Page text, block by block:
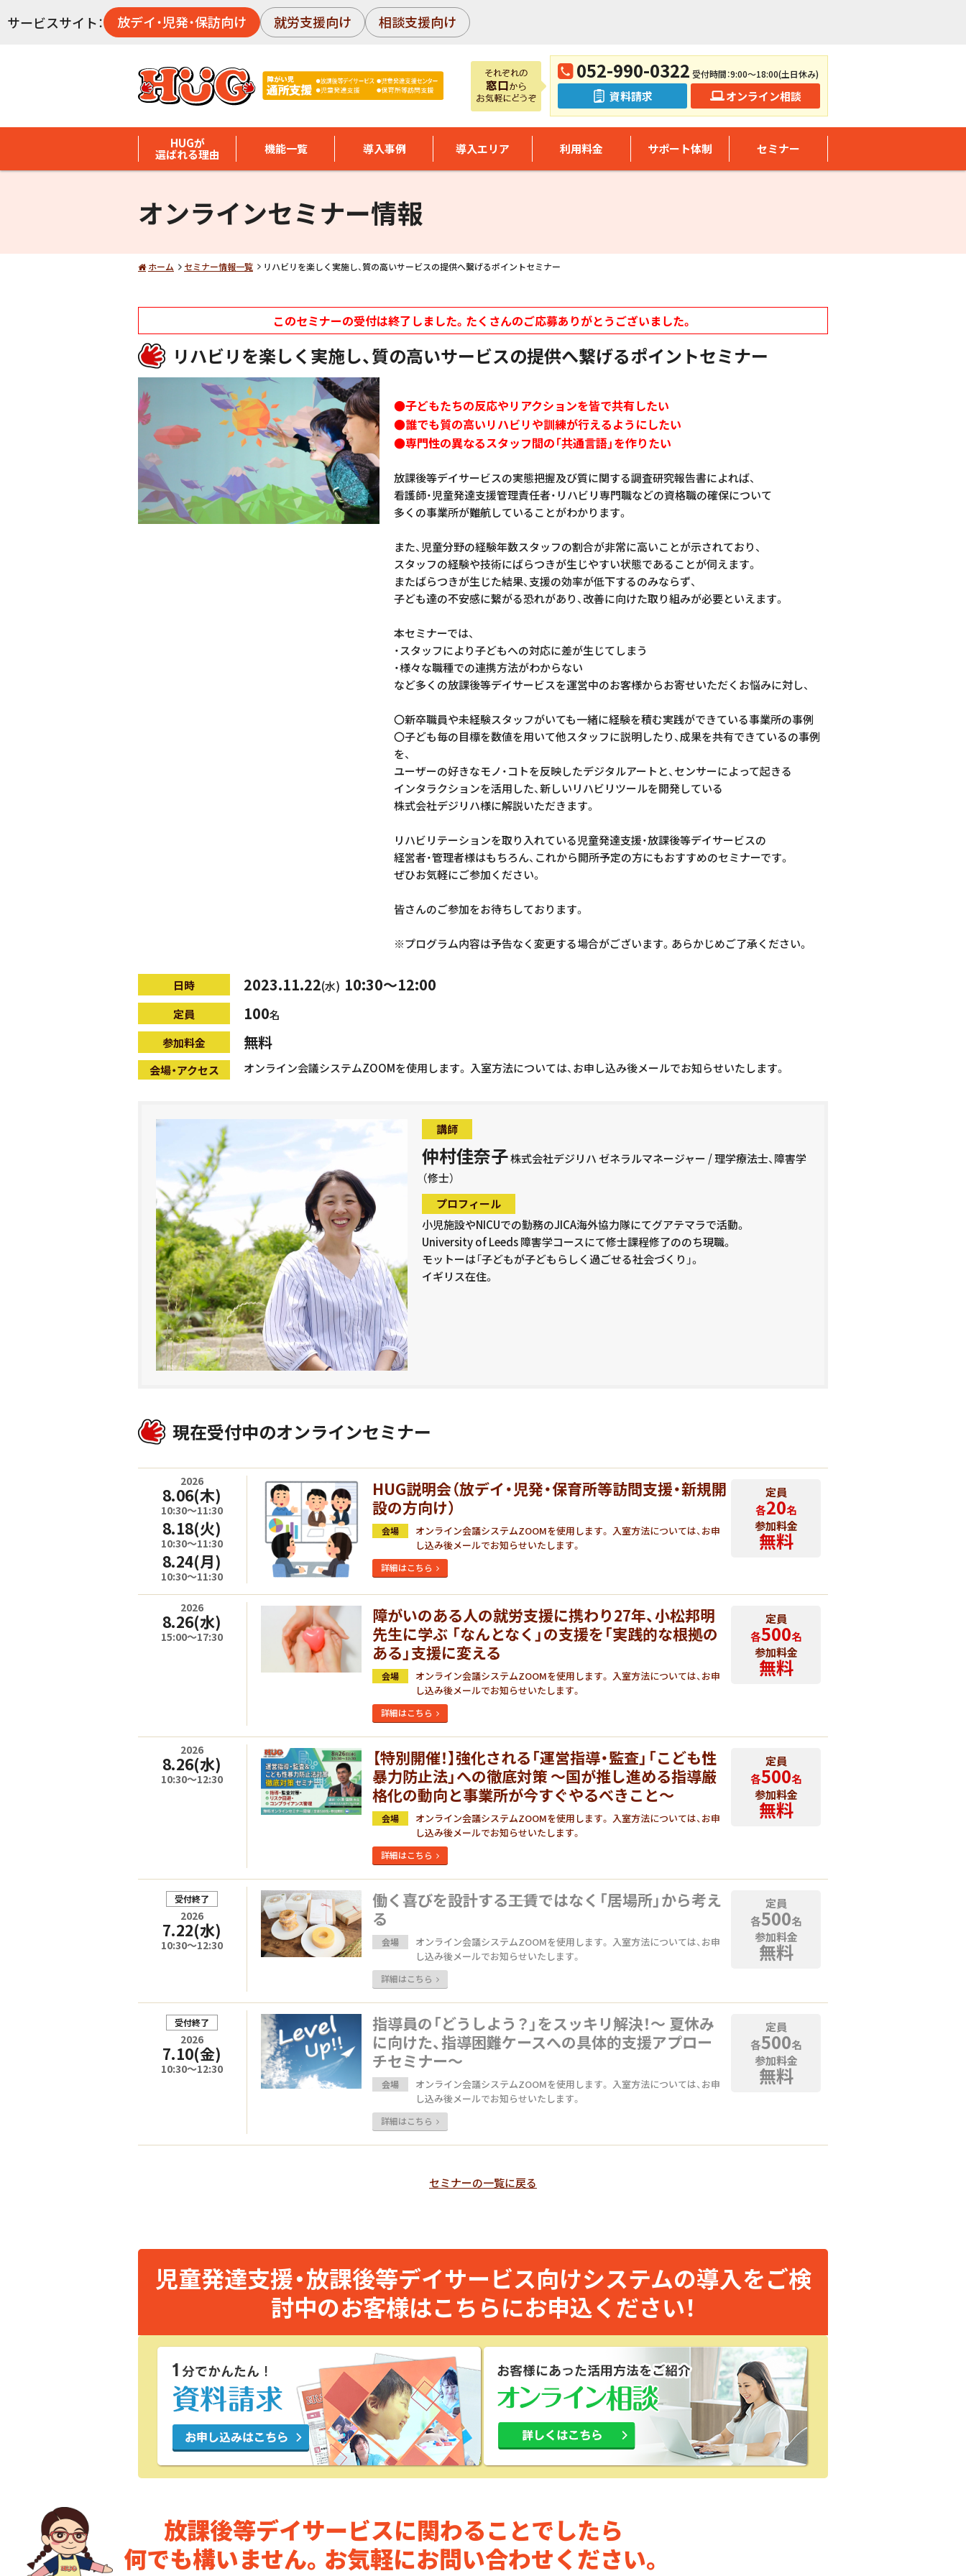
サービスサイト： 放デイ・児発・保訪向け 就労支援向け 相談支援向け
052-990-0322 受付時間：9:00～18:00(土日休み)
資料請求 オンライン相談
HUGが
選ばれる理由 機能一覧 導入事例 導入エリア 利用料金 サポート体制 セミナー
オンラインセミナー情報
ホーム セミナー情報一覧 リハビリを楽しく実施し、質の高いサービスの提供へ繋げるポイントセミナー
このセミナーの受付は終了しました。たくさんのご応募ありがとうございました。
リハビリを楽しく実施し、質の高いサービスの提供へ繋げるポイントセミナー
●子どもたちの反応やリアクションを皆で共有したい
●誰でも質の高いリハビリや訓練が行えるようにしたい
●専門性の異なるスタッフ間の「共通言語」を作りたい
放課後等デイサービスの実態把握及び質に関する調査研究報告書によれば、
看護師・児童発達支援管理責任者・リハビリ専門職などの資格職の確保について
多くの事業所が難航していることがわかります。
また、児童分野の経験年数スタッフの割合が非常に高いことが示されており、
スタッフの経験や技術にばらつきが生じやすい状態であることが伺えます。
またばらつきが生じた結果、支援の効率が低下するのみならず、
子ども達の不安感に繋がる恐れがあり、改善に向けた取り組みが必要といえます。
本セミナーでは、
・スタッフにより子どもへの対応に差が生じてしまう
・様々な職種での連携方法がわからない
など多くの放課後等デイサービスを運営中のお客様からお寄せいただくお悩みに対し、
〇新卒職員や未経験スタッフがいても一緒に経験を積む実践ができている事業所の事例
〇子ども毎の目標を数値を用いて他スタッフに説明したり、成果を共有できているの事例
を、
ユーザーの好きなモノ・コトを反映したデジタルアートと、センサーによって起きる
インタラクションを活用した、新しいリハビリツールを開発している
株式会社デジリハ様に解説いただきます。
リハビリテーションを取り入れている児童発達支援・放課後等デイサービスの
経営者・管理者様はもちろん、これから開所予定の方にもおすすめのセミナーです。
ぜひお気軽にご参加ください。
皆さんのご参加をお待ちしております。
※プログラム内容は予告なく変更する場合がございます。あらかじめご了承ください。
日時 2023.11.22(水) 10:30～12:00
定員 100名
参加料金
無料
会場・アクセス オンライン会議システムZOOMを使用します。 入室方法については、お申し込み後メールでお知らせいたします。
講師
仲村佳奈子株式会社デジリハ ゼネラルマネージャー / 理学療法士、障害学
（修士）
プロフィール
小児施設やNICUでの勤務のJICA海外協力隊にてグアテマラで活動。
University of Leeds 障害学コースにて修士課程修了ののち現職。
モットーは「子どもが子どもらしく過ごせる社会づくり」。
イギリス在住。
現在受付中のオンラインセミナー
2026
8.06(木)
10:30～11:30
8.18(火)
10:30～11:30
8.24(月)
10:30～11:30
HUG説明会（放デイ・児発・保育所等訪問支援・新規開
設の方向け）
会場
オンライン会議システムZOOMを使用します。 入室方法については、お申
し込み後メールでお知らせいたします。
詳細はこちら
定員
各20名
参加料金
無料
2026
8.26(水)
15:00～17:30
障がいのある人の就労支援に携わり27年、小松邦明
先生に学ぶ 「なんとなく」の支援を「実践的な根拠の
ある」支援に変える
会場
オンライン会議システムZOOMを使用します。 入室方法については、お申
し込み後メールでお知らせいたします。
詳細はこちら
定員
各500名
参加料金
無料
2026
8.26(水)
10:30～12:30
【特別開催！】強化される「運営指導・監査」「こども性
暴力防止法」への徹底対策 ～国が推し進める指導厳
格化の動向と事業所が今すぐやるべきこと～
会場
オンライン会議システムZOOMを使用します。 入室方法については、お申
し込み後メールでお知らせいたします。
詳細はこちら
定員
各500名
参加料金
無料
受付終了
2026
7.22(水)
10:30～12:30
働く喜びを設計する――工賃ではなく「居場所」から考え
る
会場
オンライン会議システムZOOMを使用します。 入室方法については、お申
し込み後メールでお知らせいたします。
詳細はこちら
定員
各500名
参加料金
無料
受付終了
2026
7.10(金)
10:30～12:30
指導員の「どうしよう？」をスッキリ解決！〜 夏休み
に向けた、指導困難ケースへの具体的支援アプロー
チセミナー〜
会場
オンライン会議システムZOOMを使用します。 入室方法については、お申
し込み後メールでお知らせいたします。
詳細はこちら
定員
各500名
参加料金
無料
セミナーの一覧に戻る
児童発達支援・放課後等デイサービス向けシステムの導入をご検
討中のお客様はこちらにお申込ください！
放課後等デイサービスに関わることでしたら
何でも構いません。お気軽にお問い合わせください。